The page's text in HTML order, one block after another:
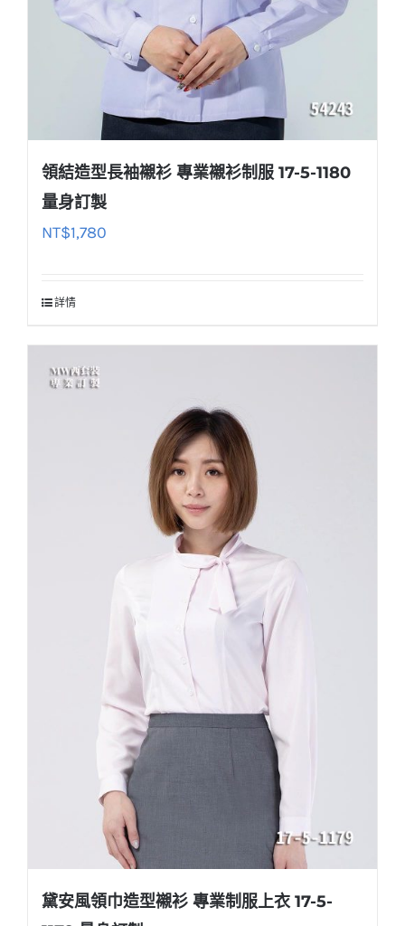
領結造型長袖襯衫 專業襯衫制服 17-5-1180
量身訂製
NT$1,780
詳情
黛安風領巾造型襯衫 專業制服上衣 17-5-